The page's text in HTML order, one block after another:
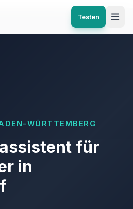
Testen
WÜRTTEMBERG
für
in